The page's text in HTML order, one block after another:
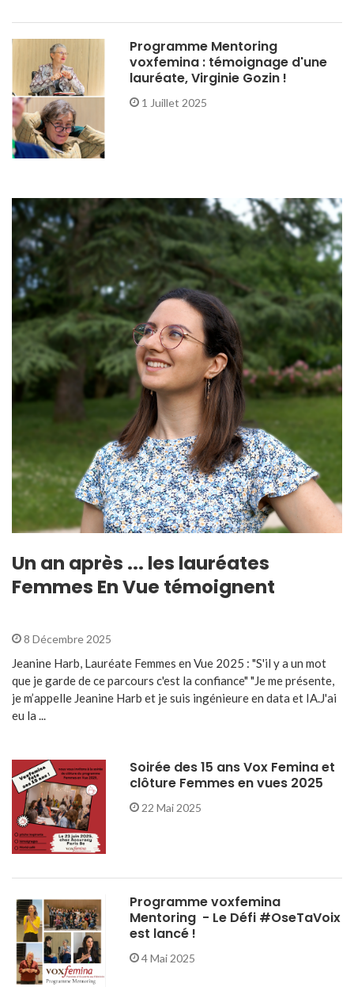
Programme Mentoring
voxfemina : témoignage d'une
lauréate, Virginie Gozin !
1 Juillet 2025
Un an après ... les lauréates
Femmes En Vue témoignent
8 Décembre 2025
Jeanine Harb, Lauréate Femmes en Vue 2025 : "S'il y a un mot
que je garde de ce parcours c'est la confiance" "Je me présente,
je m’appelle Jeanine Harb et je suis ingénieure en data et IA.J'ai
eu la ...
Soirée des 15 ans Vox Femina et
clôture Femmes en vues 2025
22 Mai 2025
Programme voxfemina
Mentoring - Le Défi #OseTaVoix
est lancé !
4 Mai 2025